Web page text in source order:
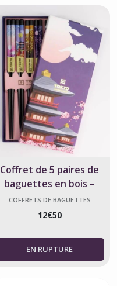
Coffret de 5 paires de
baguettes en bois –
Temples japonais
COFFRETS DE BAGUETTES
12€50